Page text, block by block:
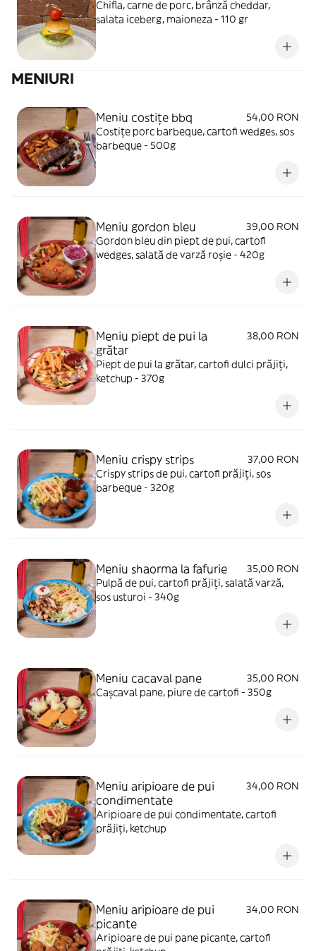
Chifla, carne de porc, brânză cheddar,
salata iceberg, maioneza - 110 gr
MENIURI
Meniu costițe bbq
54,00 RON
Costițe porc barbeque, cartofi wedges, sos
barbeque - 500g
Meniu gordon bleu
39,00 RON
Gordon bleu din piept de pui, cartofi
wedges, salată de varză roșie - 420g
Meniu piept de pui la
grătar
38,00 RON
Piept de pui la grătar, cartofi dulci prăjiți,
ketchup - 370g
Meniu crispy strips
37,00 RON
Crispy strips de pui, cartofi prăjiți, sos
barbeque - 320g
Meniu shaorma la fafurie
35,00 RON
Pulpă de pui, cartofi prăjiți, salată varză,
sos usturoi - 340g
Meniu cacaval pane
35,00 RON
Cașcaval pane, piure de cartofi - 350g
Meniu aripioare de pui
condimentate
34,00 RON
Aripioare de pui condimentate, cartofi
prăjiți, ketchup
Meniu aripioare de pui
picante
34,00 RON
Aripioare de pui pane picante, cartofi